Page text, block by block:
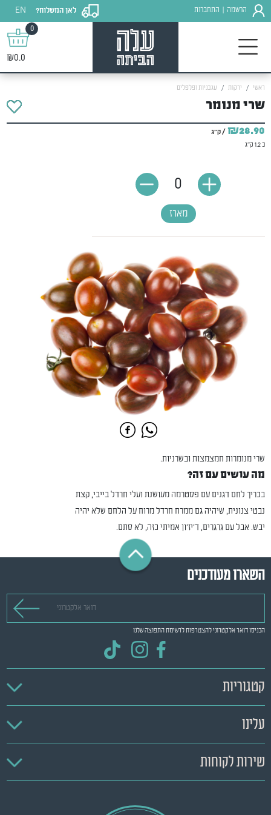
הרשמה התחברות לאן המשלוח?
EN
0
₪0.0
ראשי ירקות עגבניות ופלפלים
שרי מנומר
₪28.90 / ק"ג
כ 1.2 ק"ג
מארז
0
שרי מנומרות חמצמצות ובשרניות.
מה עושים עם זה?
בכריך לחם דגנים עם פסטרמה מעושנת ועלי חרדל בייבי, קצת
נבטי צנונית, שיהיה גם ממרח חרדל מרוח על הלחם שלא יהיה
יבש. אבל עם גרגרים, ד'יז'ון אמיתי כזה, לא סתם.
השארו מעודכנים
הכניסו דואר אלקטרוני להצטרפות לרשימת התפוצה שלנו
קטגוריות
עלינו
שירות לקוחות